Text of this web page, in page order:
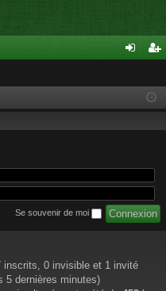
cri
Se souvenir de moi
inscrits, 0 invisible et 1 invité
5 dernières minutes)